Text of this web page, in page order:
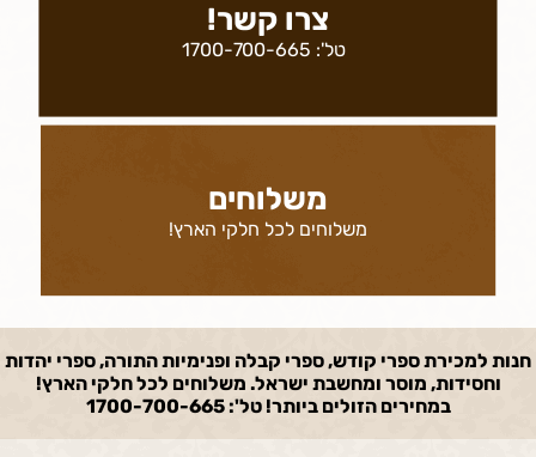
צרו קשר!
טל': 1700-700-665
משלוחים
משלוחים לכל חלקי הארץ!
חנות למכירת ספרי קודש, ספרי קבלה ופנימיות התורה, ספרי יהדות
וחסידות, מוסר ומחשבת ישראל. משלוחים לכל חלקי הארץ!
במחירים הזולים ביותר! טל': 1700-700-665